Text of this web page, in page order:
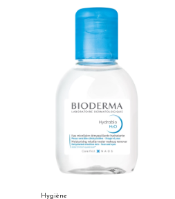
Hygiène